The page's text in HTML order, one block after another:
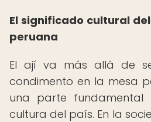
El significado cultural
peruana
El ají va más allá de
condimento en la mesa
una parte
cultura del país. En la